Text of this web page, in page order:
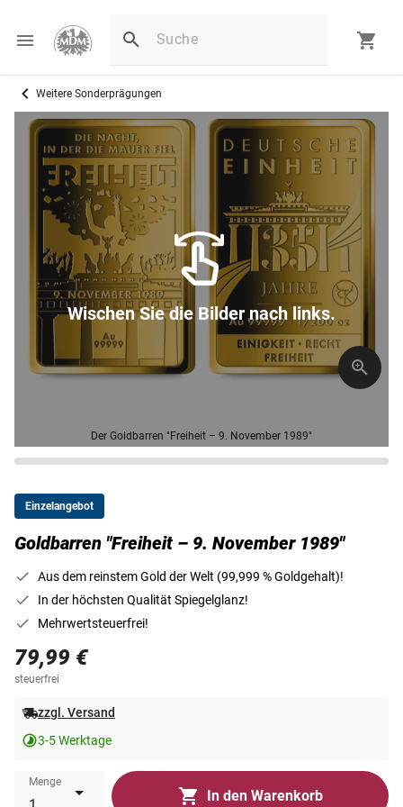
Weitere Sonderprägungen
Der Goldbarren "Freiheit – 9. November 1989"
Wischen Sie die Bilder nach links.
Einzelangebot
Goldbarren "Freiheit – 9. November 1989"
Aus dem reinstem Gold der Welt (99,999 % Goldgehalt)!
In der höchsten Qualität Spiegelglanz!
Mehrwertsteuerfrei!
79,99 €
steuerfrei
zzgl. Versand
3-5 Werktage
Menge
In den Warenkorb